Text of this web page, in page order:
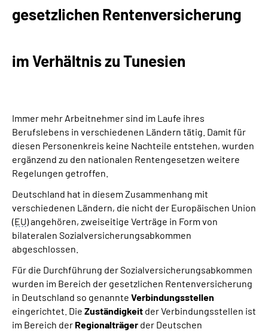
Inhalte in Gebärdensprache (DGS)
Mein Kundenportal
gesetzlichen Rentenversicherung
im Verhältnis zu Tunesien
Immer mehr Arbeitnehmer sind im Laufe ihres
Berufslebens in verschiedenen Ländern tätig. Damit für
diesen Personenkreis keine Nachteile entstehen, wurden
ergänzend zu den nationalen Rentengesetzen weitere
Regelungen getroffen.
Deutschland hat in diesem Zusammenhang mit
verschiedenen Ländern, die nicht der Europäischen Union
(EU) angehören, zweiseitige Verträge in Form von
bilateralen Sozialversicherungsabkommen
abgeschlossen.
Für die Durchführung der Sozialversicherungsabkommen
wurden im Bereich der gesetzlichen Rentenversicherung
in Deutschland so genannte Verbindungsstellen
eingerichtet. Die Zuständigkeit der Verbindungsstellen ist
im Bereich der Regionalträger der Deutschen